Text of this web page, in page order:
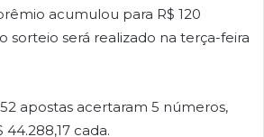
acumulou para R$ 120
sorteio será realizado na terça-feira
apostas acertaram 5 números,
cada.